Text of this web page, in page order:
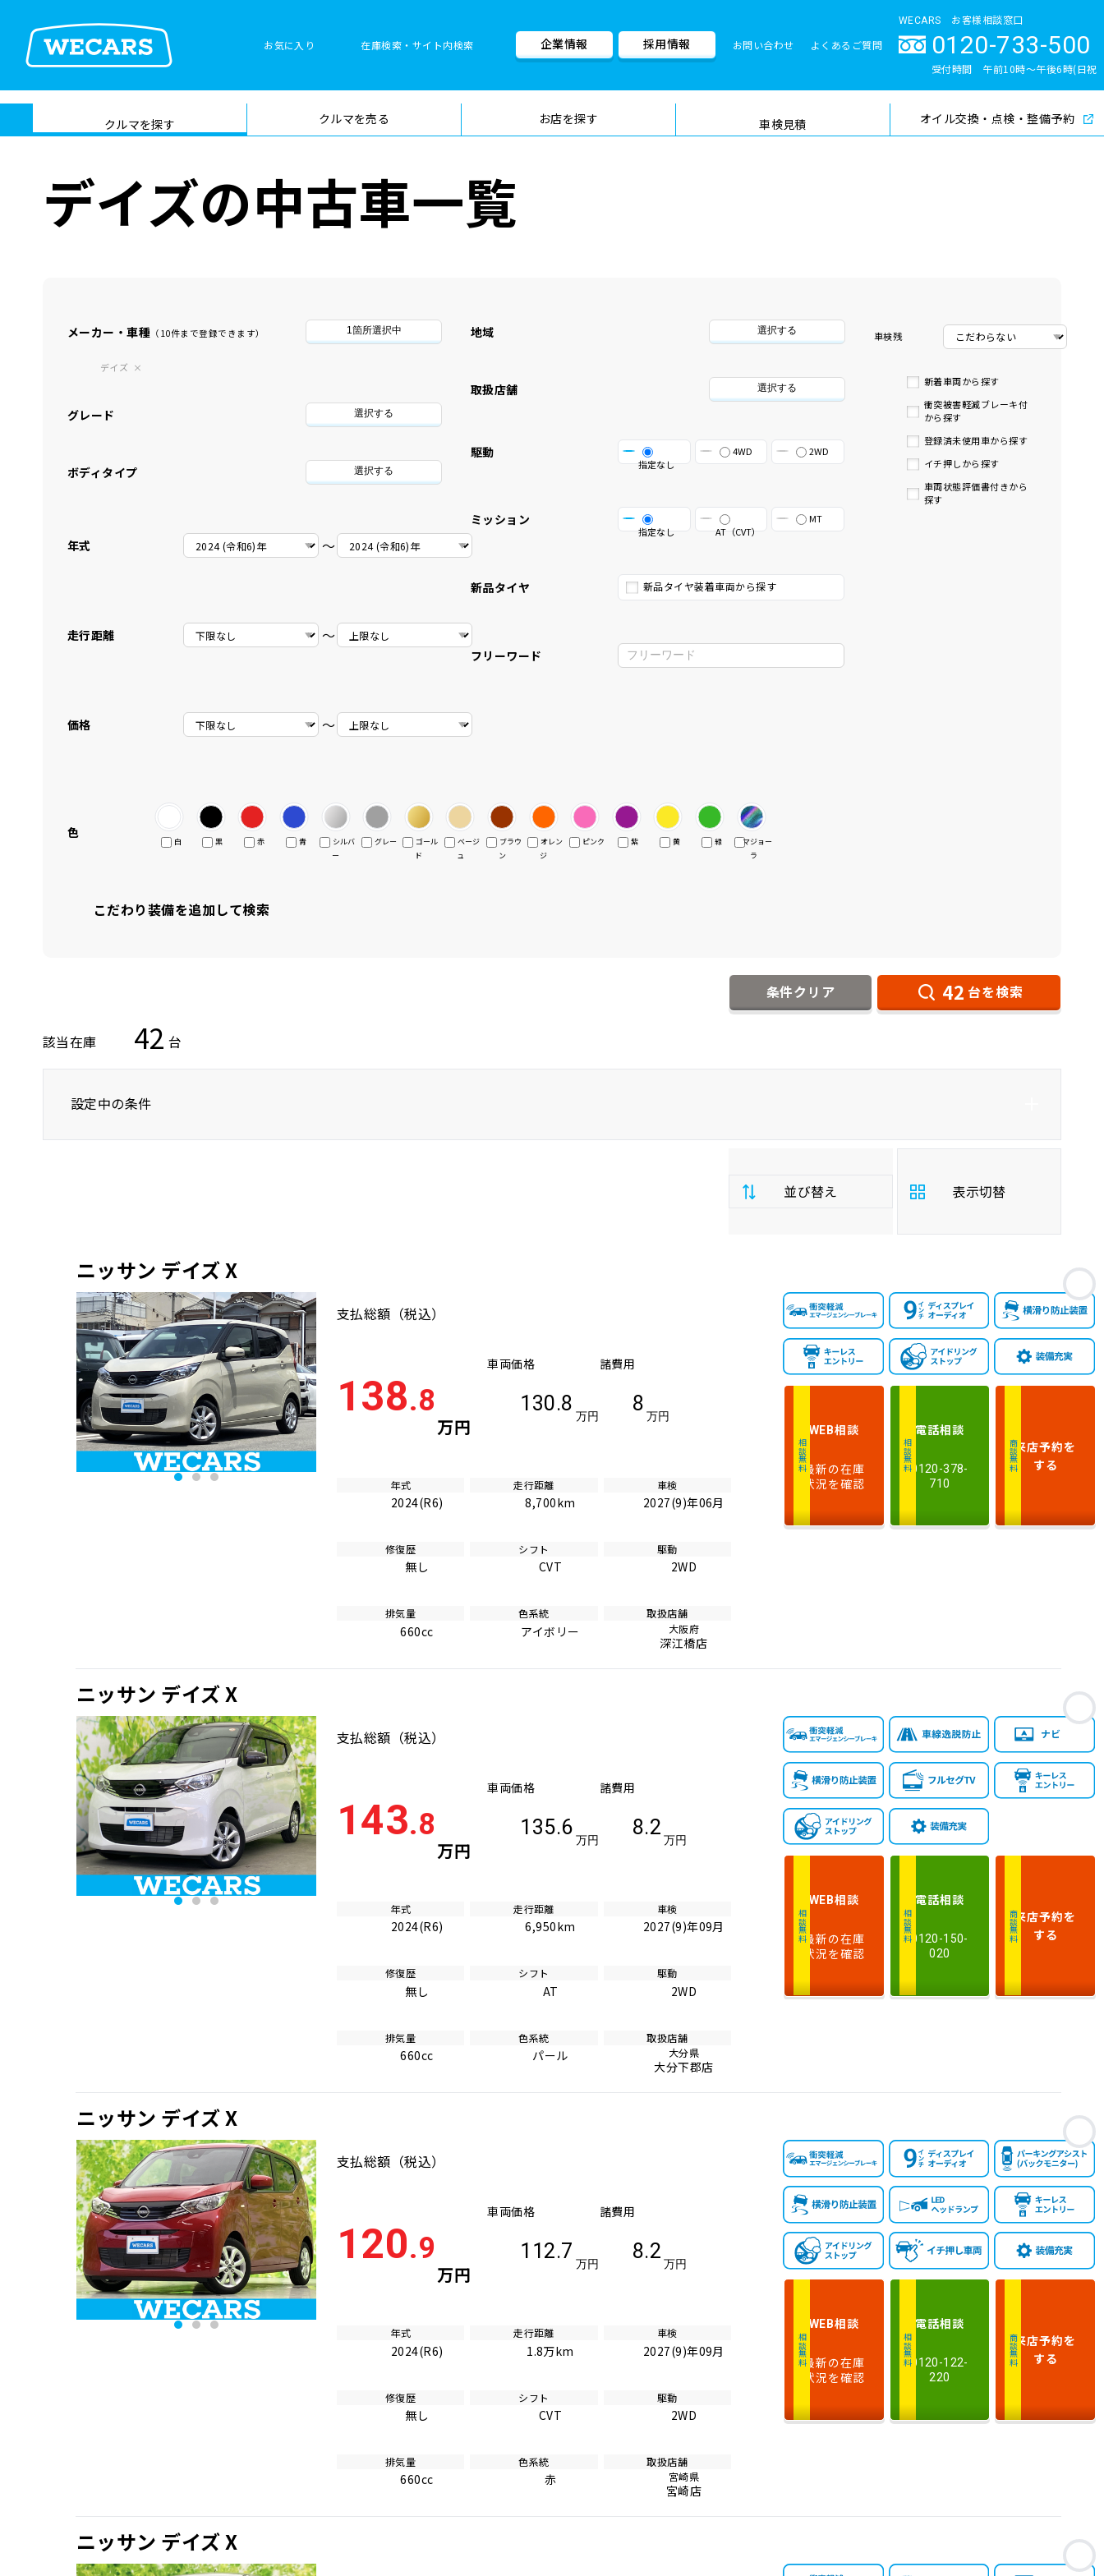
お気に入り 在庫検索・サイト内検索
在庫検索
サイト内検
索
検索
企業情報 採用情報 お問い合わせ よくあるご質問
WECARS お客様相談窓口
0120-733-500
受付時間 午前10時〜午後6時(日祝
クルマを探す クルマを売る お店を探す 車検見積
車検料金・メニュー 品質管理とサポート体制
オイル交換・点検・整備予約
デイズの中古車一覧
メーカー・車種 （10件まで登録できます） 1箇所選択中
デイズ
グレード 選択する
ボディタイプ 選択する
年式 〜
走行距離 〜
価格 〜
地域 選択する
取扱店舗 選択する
駆動
指定なし
4WD 2WD
ミッション
指定なし AT（CVT）
MT
新品タイヤ 新品タイヤ装着車両から探す
フリーワード
車検残
新着車両から探す
衝突被害軽減ブレーキ付
から探す
登録済未使用車から探す
イチ押しから探す
車両状態評価書付きから
探す
色
白 黒 赤 青
シルバ
ー
グレー
ゴール
ド
ベージ
ュ
ブラウ
ン
オレン
ジ
ピンク 紫 黄 緑
マジョー
ラ
こだわり装備を追加して検索
条件クリア 42 台を検索
該当在庫 42 台
設定中の条件
並び替え
払
総
額
安い順 高い順
年
式
新しい順 古い順
行
少ない順
排
量
表示切替
お
ニッサン デイズ X
支払総額 （税込）
138.8
万円
車両価格
130.8
万円
諸費用
8
万円
年式
2024(R6)
走行距離
8,700km
車検
2027(9)年06月
修復歴
無し
シフト
CVT
駆動
2WD
排気量
660cc
色系統
アイボリー
取扱店舗
大阪府
深江橋店
相談無料
WEB相談
最新の在庫
状況を確認
相談無料
電話相談
0120-378-
710
商談無料来店予約を
する
お
ニッサン デイズ X
支払総額 （税込）
143.8
万円
車両価格
135.6
万円
諸費用
8.2
万円
年式
2024(R6)
走行距離
6,950km
車検
2027(9)年09月
修復歴
無し
シフト
AT
駆動
2WD
排気量
660cc
色系統
パール
取扱店舗
大分県
大分下郡店
相談無料
WEB相談
最新の在庫
状況を確認
相談無料
電話相談
0120-150-
020
商談無料来店予約を
する
お
ニッサン デイズ X
支払総額 （税込）
120.9
万円
車両価格
112.7
万円
諸費用
8.2
万円
年式
2024(R6)
走行距離
1.8万km
車検
2027(9)年09月
修復歴
無し
シフト
CVT
駆動
2WD
排気量
660cc
色系統
赤
取扱店舗
宮崎県
宮崎店
相談無料
WEB相談
最新の在庫
状況を確認
相談無料
電話相談
0120-122-
220
商談無料来店予約を
する
お
ニッサン デイズ X